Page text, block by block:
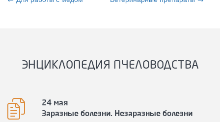
ЭНЦИКЛОПЕДИЯ ПЧЕЛОВОДСТВА
24 мая
Заразные болезни. Незаразные болезни